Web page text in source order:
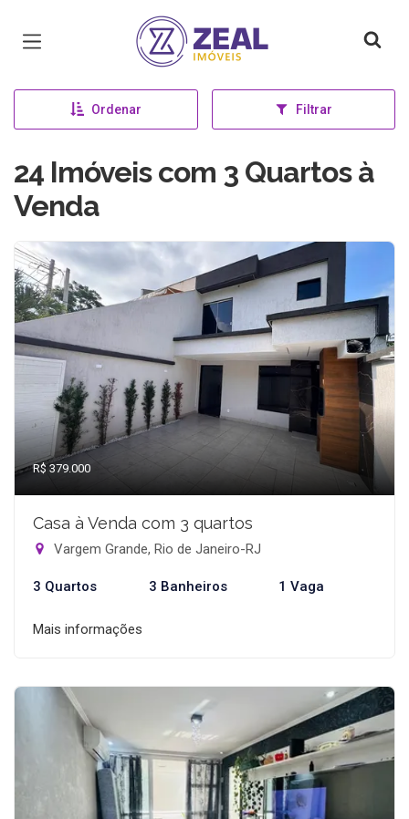
Página inicial
Ordenar Filtrar
24 Imóveis com 3 Quartos à
Venda
R$ 379.000
Casa à Venda com 3 quartos
Vargem Grande, Rio de Janeiro-RJ
3 Quartos 3 Banheiros 1 Vaga
Mais informações